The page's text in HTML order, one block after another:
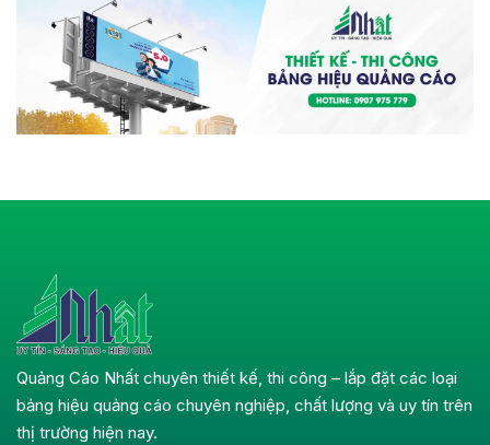
Quảng Cáo Nhất chuyên thiết kế, thi công – lắp đặt các loại
bảng hiệu quảng cáo chuyên nghiệp, chất lượng và uy tín trên
thị trường hiện nay.